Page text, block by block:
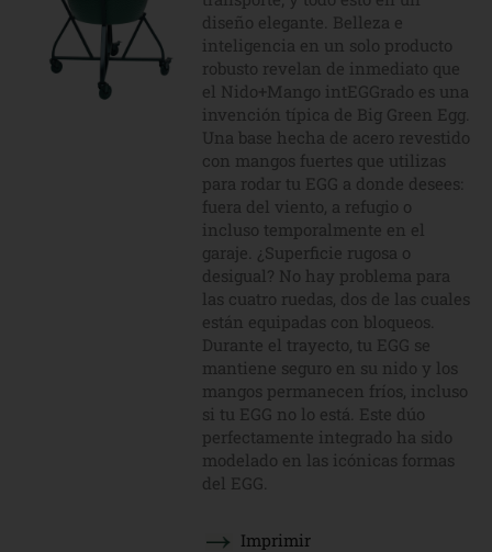
diseño elegante. Belleza e
inteligencia en un solo producto
robusto revelan de inmediato que
el Nido+Mango intEGGrado es una
invención típica de Big Green Egg.
Una base hecha de acero revestido
con mangos fuertes que utilizas
para rodar tu EGG a donde desees:
fuera del viento, a refugio o
incluso temporalmente en el
garaje. ¿Superficie rugosa o
desigual? No hay problema para
las cuatro ruedas, dos de las cuales
están equipadas con bloqueos.
Durante el trayecto, tu EGG se
mantiene seguro en su nido y los
mangos permanecen fríos, incluso
si tu EGG no lo está. Este dúo
perfectamente integrado ha sido
modelado en las icónicas formas
del EGG.
Imprimir